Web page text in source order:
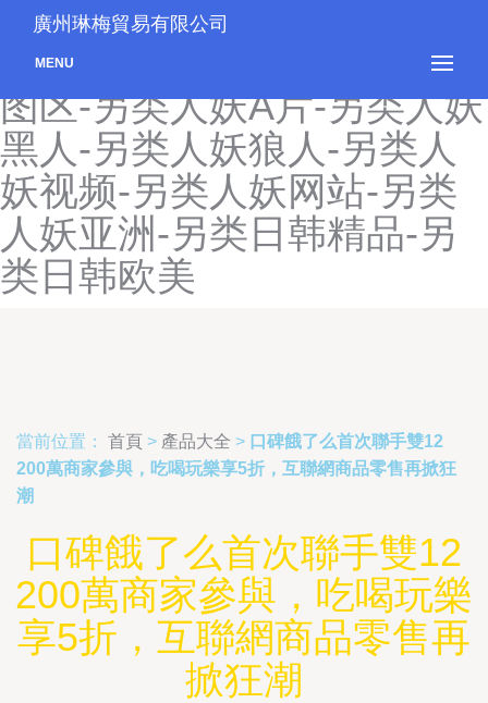
另类欧美尿交-另类欧美偷
拍-另类欧美性爱-另类人妻
图区-另类人妖A片-另类人妖
黑人-另类人妖狼人-另类人
妖视频-另类人妖网站-另类
人妖亚洲-另类日韩精品-另
类日韩欧美
廣州琳梅貿易有限公司
MENU
當前位置： 首頁 > 產品大全 > 口碑餓了么首次聯手雙12
200萬商家參與，吃喝玩樂享5折，互聯網商品零售再掀狂
潮
口碑餓了么首次聯手雙12
200萬商家參與，吃喝玩樂
享5折，互聯網商品零售再
掀狂潮